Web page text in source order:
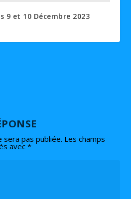
9 et 10 Décembre 2023
sera pas publiée. Les champs
avec*